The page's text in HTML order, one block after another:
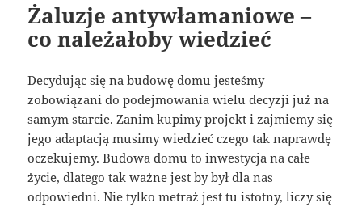
Żaluzje antywłamaniowe –
co należałoby wiedzieć
Decydując się na budowę domu jesteśmy
zobowiązani do podejmowania wielu decyzji już na
samym starcie. Zanim kupimy projekt i zajmiemy się
jego adaptacją musimy wiedzieć czego tak naprawdę
oczekujemy. Budowa domu to inwestycja na całe
życie, dlatego tak ważne jest by był dla nas
odpowiedni. Nie tylko metraż jest tu istotny, liczy się